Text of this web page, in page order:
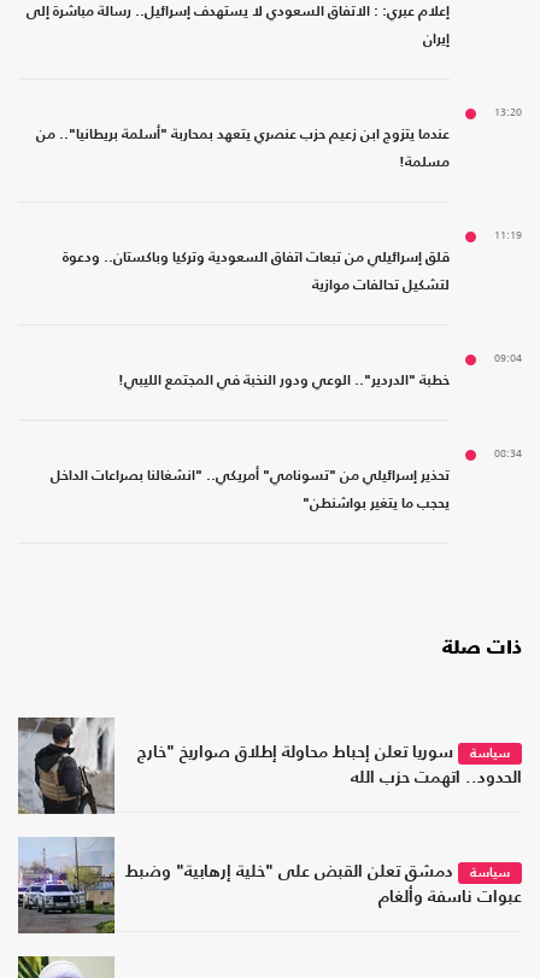
إعلام عبري: : الاتفاق السعودي لا يستهدف إسرائيل.. رسالة مباشرة إلى
إيران
13:20
عندما يتزوج ابن زعيم حزب عنصري يتعهد بمحاربة "أسلمة بريطانيا".. من
مسلمة!
11:19
قلق إسرائيلي من تبعات اتفاق السعودية وتركيا وباكستان.. ودعوة
لتشكيل تحالفات موازية
09:04
خطبة "الدردير".. الوعي ودور النخبة في المجتمع الليبي!
08:34
تحذير إسرائيلي من "تسونامي" أمريكي.. "انشغالنا بصراعات الداخل
يحجب ما يتغير بواشنطن"
ذات صلة
سياسة
سوريا تعلن إحباط محاولة إطلاق صواريخ "خارج
الحدود.. اتهمت حزب الله
سياسة
دمشق تعلن القبض على "خلية إرهابية" وضبط
عبوات ناسفة وألغام